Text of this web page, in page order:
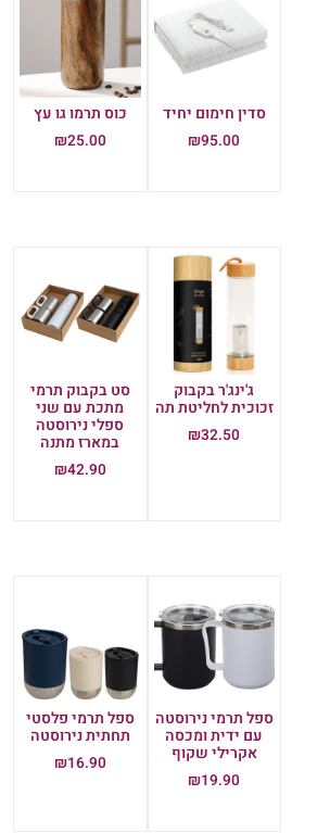
סדין חימום יחיד
₪95.00
כוס תרמו גו עץ
₪25.00
ג'ינג'ר בקבוק
זכוכית לחליטת תה
₪32.50
סט בקבוק תרמי
מתכת עם שני
ספלי נירוסטה
במארז מתנה
₪42.90
ספל תרמי נירוסטה
עם ידית ומכסה
אקרילי שקוף
₪19.90
ספל תרמי פלסטי
תחתית נירוסטה
₪16.90